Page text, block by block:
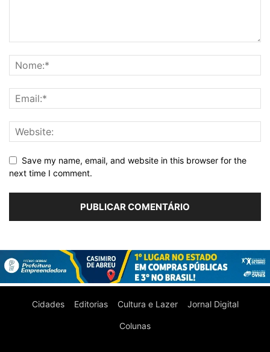
Save my name, email, and website in this browser for the
next time I comment.
Cidades Editorias Cultura e Lazer Jornal Digital
Colunas